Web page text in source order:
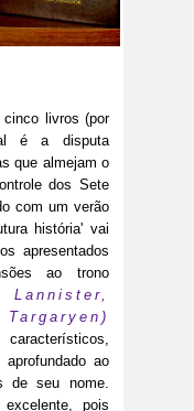
cinco livros (por
é a disputa
que almejam o
dos Sete
com um verão
história' vai
apresentados
ao trono
ao
de seu nome.
pois